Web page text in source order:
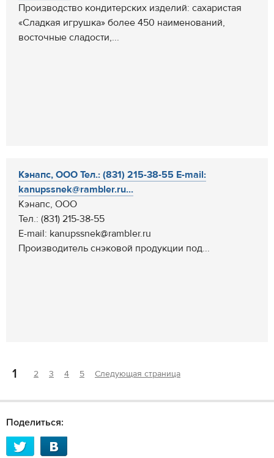
Производство кондитерских изделий: сахаристая
«Сладкая игрушка» более 450 наименований,
восточные сладости,...
Кэнапс, ООО Тел.: (831) 215-38-55 E-mail:
kanupssnek@rambler.ru...
Кэнапс, ООО
Тел.: (831) 215-38-55
E-mail: kanupssnek@rambler.ru
Производитель снэковой продукции под...
1 2 3 4 5 Следующая страница
Поделиться: